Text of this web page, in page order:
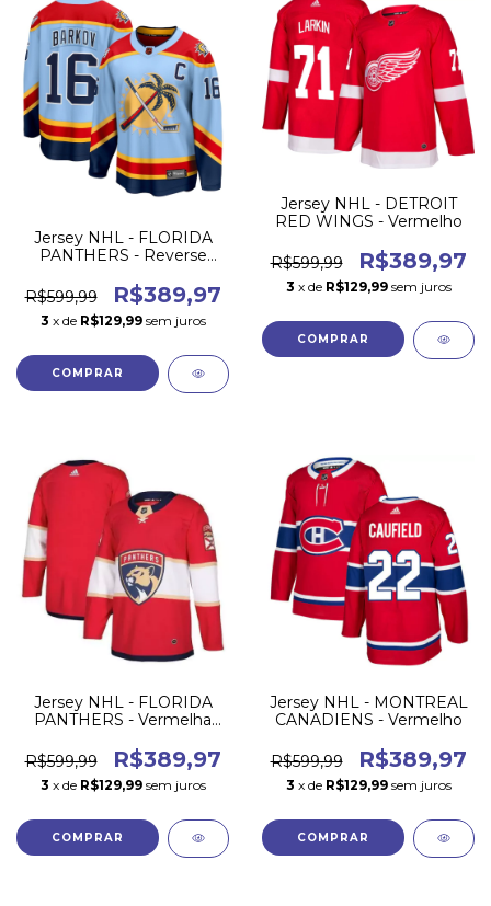
Jersey NHL - FLORIDA
PANTHERS - Reverse
R$599,99
R$389,97
3 x de R$129,99 sem juros
COMPRAR
Jersey NHL - DETROIT
RED WINGS - Vermelho
R$599,99 R$389,97
3 x de R$129,99 sem juros
COMPRAR
Jersey NHL - FLORIDA
PANTHERS - Vermelha
R$599,99
R$389,97
3 x de R$129,99 sem juros
COMPRAR
Jersey NHL - MONTREAL
CANADIENS - Vermelho
R$599,99 R$389,97
3 x de R$129,99 sem juros
COMPRAR